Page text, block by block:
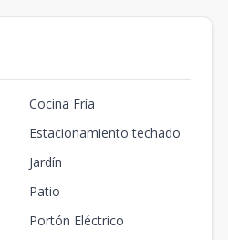
Cocina Fría
Estacionamiento techado
Jardín
Patio
Portón Eléctrico